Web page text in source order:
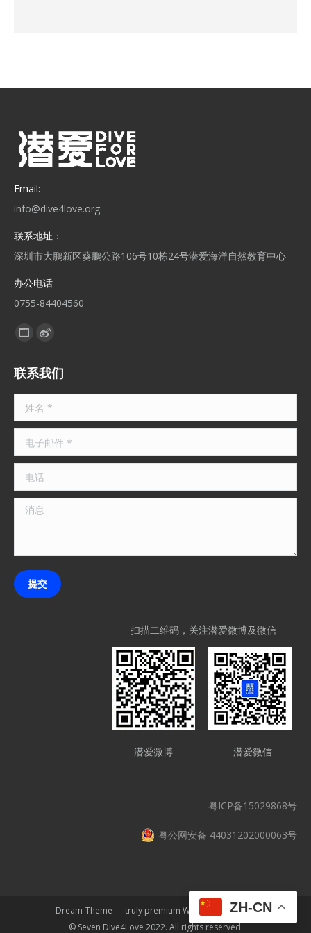
Email:
info@dive4love.org
联系地址：
深圳市大鹏新区葵鹏公路106号10栋24号潜爱海洋自然教育中心
办公电话
0755-84404560
找到我们：
联系我们
姓名 *
电子邮件 *
电话
消息
提交
扫描二维码，关注潜爱微博及微信
潜爱微博 潜爱微信
粤ICP备15029868号
粤公网安备 44031202000063号
Dream-Theme — truly premium WordPress themes
© Seven Dive4Love 2022. All rights reserved.
ZH-CN